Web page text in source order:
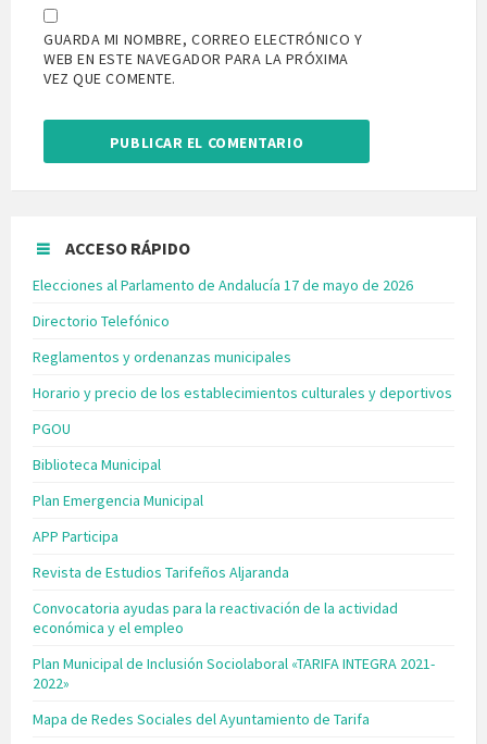
GUARDA MI NOMBRE, CORREO ELECTRÓNICO Y
WEB EN ESTE NAVEGADOR PARA LA PRÓXIMA
VEZ QUE COMENTE.
ACCESO RÁPIDO
Elecciones al Parlamento de Andalucía 17 de mayo de 2026
Directorio Telefónico
Reglamentos y ordenanzas municipales
Horario y precio de los establecimientos culturales y deportivos
PGOU
Biblioteca Municipal
Plan Emergencia Municipal
APP Participa
Revista de Estudios Tarifeños Aljaranda
Convocatoria ayudas para la reactivación de la actividad
económica y el empleo
Plan Municipal de Inclusión Sociolaboral «TARIFA INTEGRA 2021-
2022»
Mapa de Redes Sociales del Ayuntamiento de Tarifa